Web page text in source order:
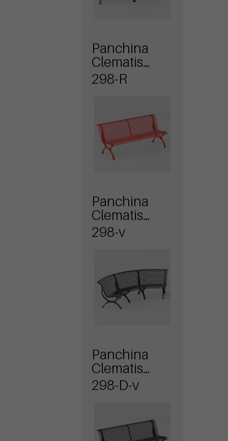
Panchina
Clematis
Ribbon
298-R
Panchina
Clematis
Seduta lato
298-v
Panchina
Clematis
dritta
298-D-v